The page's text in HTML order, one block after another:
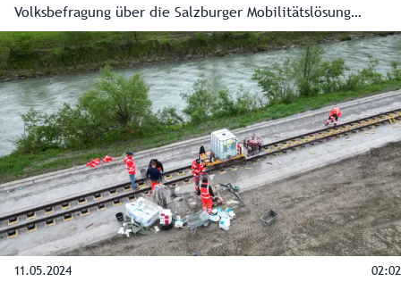
Volksbefragung über die Salzburger Mobilitätslösung
vorgestellt. Sie gibt einen Überblick über die geplanten
Projekte, die Risiken, den Stand der Finanzierung und Infos
zur Teilnahme an der Volksbefragung. Diese wird als
amtliche Mitteilung an alle rund 200.000 Haushalte im
Flachgau und Tennengau sowie der Stadt Salzburg
zugestellt.
11.05.2024 02:02